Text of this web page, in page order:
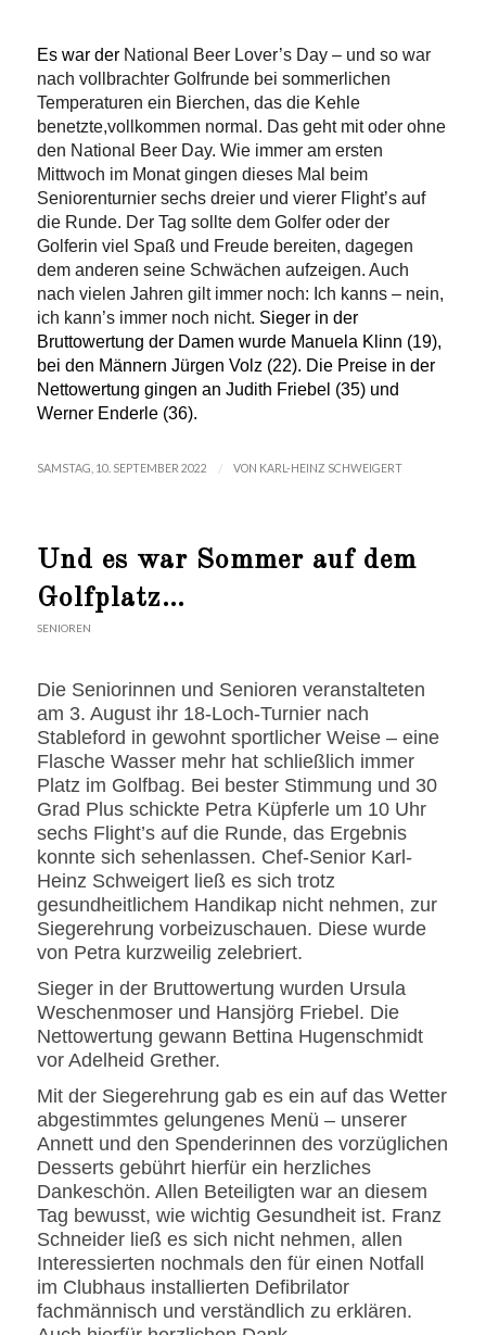
Es war der National Beer Lover’s Day – und so war
nach vollbrachter Golfrunde bei sommerlichen
Temperaturen ein Bierchen, das die Kehle
benetzte,vollkommen normal. Das geht mit oder ohne
den National Beer Day. Wie immer am ersten
Mittwoch im Monat gingen dieses Mal beim
Seniorenturnier sechs dreier und vierer Flight’s auf
die Runde. Der Tag sollte dem Golfer oder der
Golferin viel Spaß und Freude bereiten, dagegen
dem anderen seine Schwächen aufzeigen. Auch
nach vielen Jahren gilt immer noch: Ich kanns – nein,
ich kann’s immer noch nicht. Sieger in der
Bruttowertung der Damen wurde Manuela Klinn (19),
bei den Männern Jürgen Volz (22). Die Preise in der
Nettowertung gingen an Judith Friebel (35) und
Werner Enderle (36).
SAMSTAG, 10. SEPTEMBER 2022 / VON KARL-HEINZ SCHWEIGERT
Und es war Sommer auf dem
Golfplatz…
SENIOREN
Die Seniorinnen und Senioren veranstalteten
am 3. August ihr 18-Loch-Turnier nach
Stableford in gewohnt sportlicher Weise – eine
Flasche Wasser mehr hat schließlich immer
Platz im Golfbag. Bei bester Stimmung und 30
Grad Plus schickte Petra Küpferle um 10 Uhr
sechs Flight’s auf die Runde, das Ergebnis
konnte sich sehenlassen. Chef-Senior Karl-
Heinz Schweigert ließ es sich trotz
gesundheitlichem Handikap nicht nehmen, zur
Siegerehrung vorbeizuschauen. Diese wurde
von Petra kurzweilig zelebriert.
Sieger in der Bruttowertung wurden Ursula
Weschenmoser und Hansjörg Friebel. Die
Nettowertung gewann Bettina Hugenschmidt
vor Adelheid Grether.
Mit der Siegerehrung gab es ein auf das Wetter
abgestimmtes gelungenes Menü – unserer
Annett und den Spenderinnen des vorzüglichen
Desserts gebührt hierfür ein herzliches
Dankeschön. Allen Beteiligten war an diesem
Tag bewusst, wie wichtig Gesundheit ist. Franz
Schneider ließ es sich nicht nehmen, allen
Interessierten nochmals den für einen Notfall
im Clubhaus installierten Defibrilator
fachmännisch und verständlich zu erklären.